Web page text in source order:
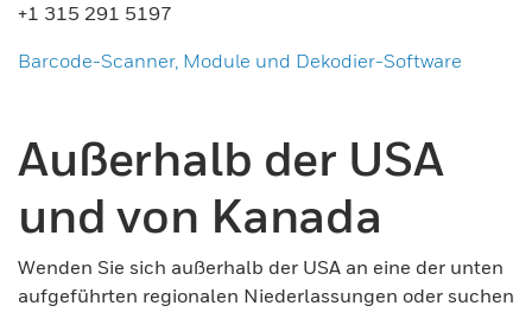
+1 315 291 5197
Barcode-Scanner, Module und Dekodier-Software
Außerhalb der USA
und von Kanada
Wenden Sie sich außerhalb der USA an eine der unten
aufgeführten regionalen Niederlassungen oder suchen